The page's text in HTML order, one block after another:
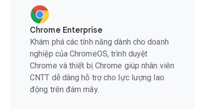
Chrome Enterprise
Khám phá các tính năng dành cho doanh
nghiệp của ChromeOS, trình duyệt
Chrome và thiết bị Chrome giúp nhân viên
CNTT dễ dàng hỗ trợ cho lực lượng lao
động trên đám mây.